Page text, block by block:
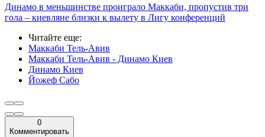
Динамо в меньшинстве проиграло Маккаби, пропустив три
гола – киевляне близки к вылету в Лигу конференций
Читайте еще:
Маккаби Тель-Авив
Маккаби Тель-Авив - Динамо Киев
Динамо Киев
Йожеф Сабо
0
Комментировать